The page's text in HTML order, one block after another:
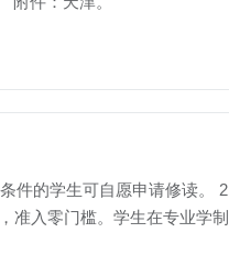
件的学生可自愿申请修读。
准入零门槛。学生在专业学